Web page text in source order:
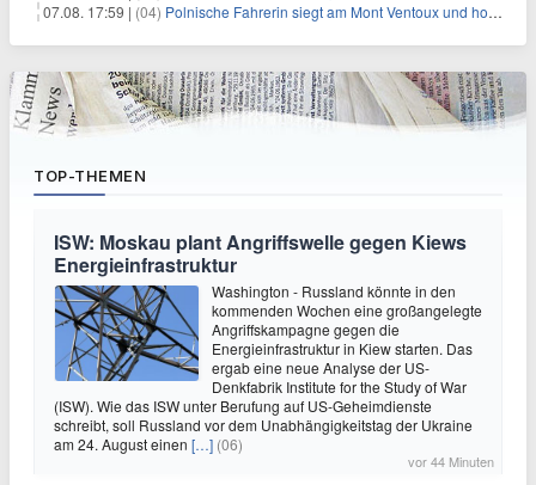
07.08. 17:59 | (04) Polnische Fahrerin siegt am Mont Ventoux und holt Tour-Gelb
TOP-THEMEN
ISW: Moskau plant Angriffswelle gegen Kiews
Energieinfrastruktur
Washington - Russland könnte in den
kommenden Wochen eine großangelegte
Angriffskampagne gegen die
Energieinfrastruktur in Kiew starten. Das
ergab eine neue Analyse der US-
Denkfabrik Institute for the Study of War
(ISW). Wie das ISW unter Berufung auf US-Geheimdienste
schreibt, soll Russland vor dem Unabhängigkeitstag der Ukraine
am 24. August einen […] (06)
vor 44 Minuten